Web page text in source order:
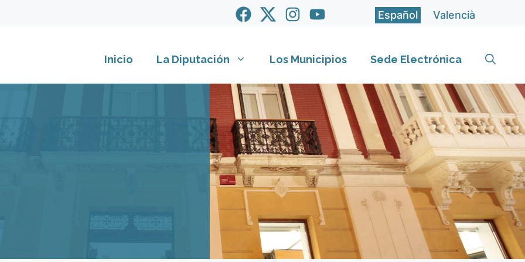
Español Valencià
Inicio La Diputación Los Municipios Sede Electrónica